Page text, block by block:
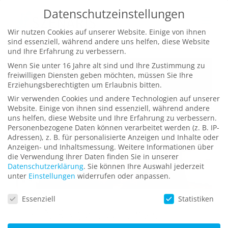
springen
Datenschutzeinstellungen
Wir nutzen Cookies auf unserer Website. Einige von ihnen
sind essenziell, während andere uns helfen, diese Website
und Ihre Erfahrung zu verbessern.
Wenn Sie unter 16 Jahre alt sind und Ihre Zustimmung zu
freiwilligen Diensten geben möchten, müssen Sie Ihre
Erziehungsberechtigten um Erlaubnis bitten.
Wir verwenden Cookies und andere Technologien auf unserer
Website. Einige von ihnen sind essenziell, während andere
uns helfen, diese Website und Ihre Erfahrung zu verbessern.
Personenbezogene Daten können verarbeitet werden (z. B. IP-
Adressen), z. B. für personalisierte Anzeigen und Inhalte oder
Anzeigen- und Inhaltsmessung. Weitere Informationen über
die Verwendung Ihrer Daten finden Sie in unserer
Datenschutzerklärung. Sie können Ihre Auswahl jederzeit
unter Einstellungen widerrufen oder anpassen.
Datenschutzeinstellungen
Essenziell Statistiken